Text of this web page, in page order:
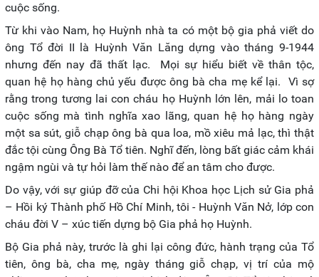
cuộc sống.
Từ khi vào Nam, họ Huỳnh nhà ta có một bộ gia phả viết do
ông Tổ đời II là Huỳnh Văn Lăng dựng vào tháng 9-1944
nhưng đến nay đã thất lạc. Mọi sự hiểu biết về thân tộc,
quan hệ họ hàng chủ yếu được ông bà cha mẹ kể lại. Vì sợ
rằng trong tương lai con cháu họ Huỳnh lớn lên, mải lo toan
cuộc sống mà tình nghĩa xao lãng, quan hệ họ hàng ngày
một sa sút, giỗ chạp ông bà qua loa, mồ xiêu mả lạc, thì thật
đắc tội cùng Ông Bà Tổ tiên. Nghĩ đến, lòng bất giác cảm khái
ngậm ngùi và tự hỏi làm thế nào để an tâm cho được.
Do vậy, với sự giúp đỡ của Chi hội Khoa học Lịch sử Gia phả
– Hồi ký Thành phố Hồ Chí Minh, tôi - Huỳnh Văn Nở, lớp con
cháu đời V – xúc tiến dựng bộ Gia phả họ Huỳnh.
Bộ Gia phả này, trước là ghi lại công đức, hành trạng của Tổ
tiên, ông bà, cha mẹ, ngày tháng giỗ chạp, vị trí của mộ